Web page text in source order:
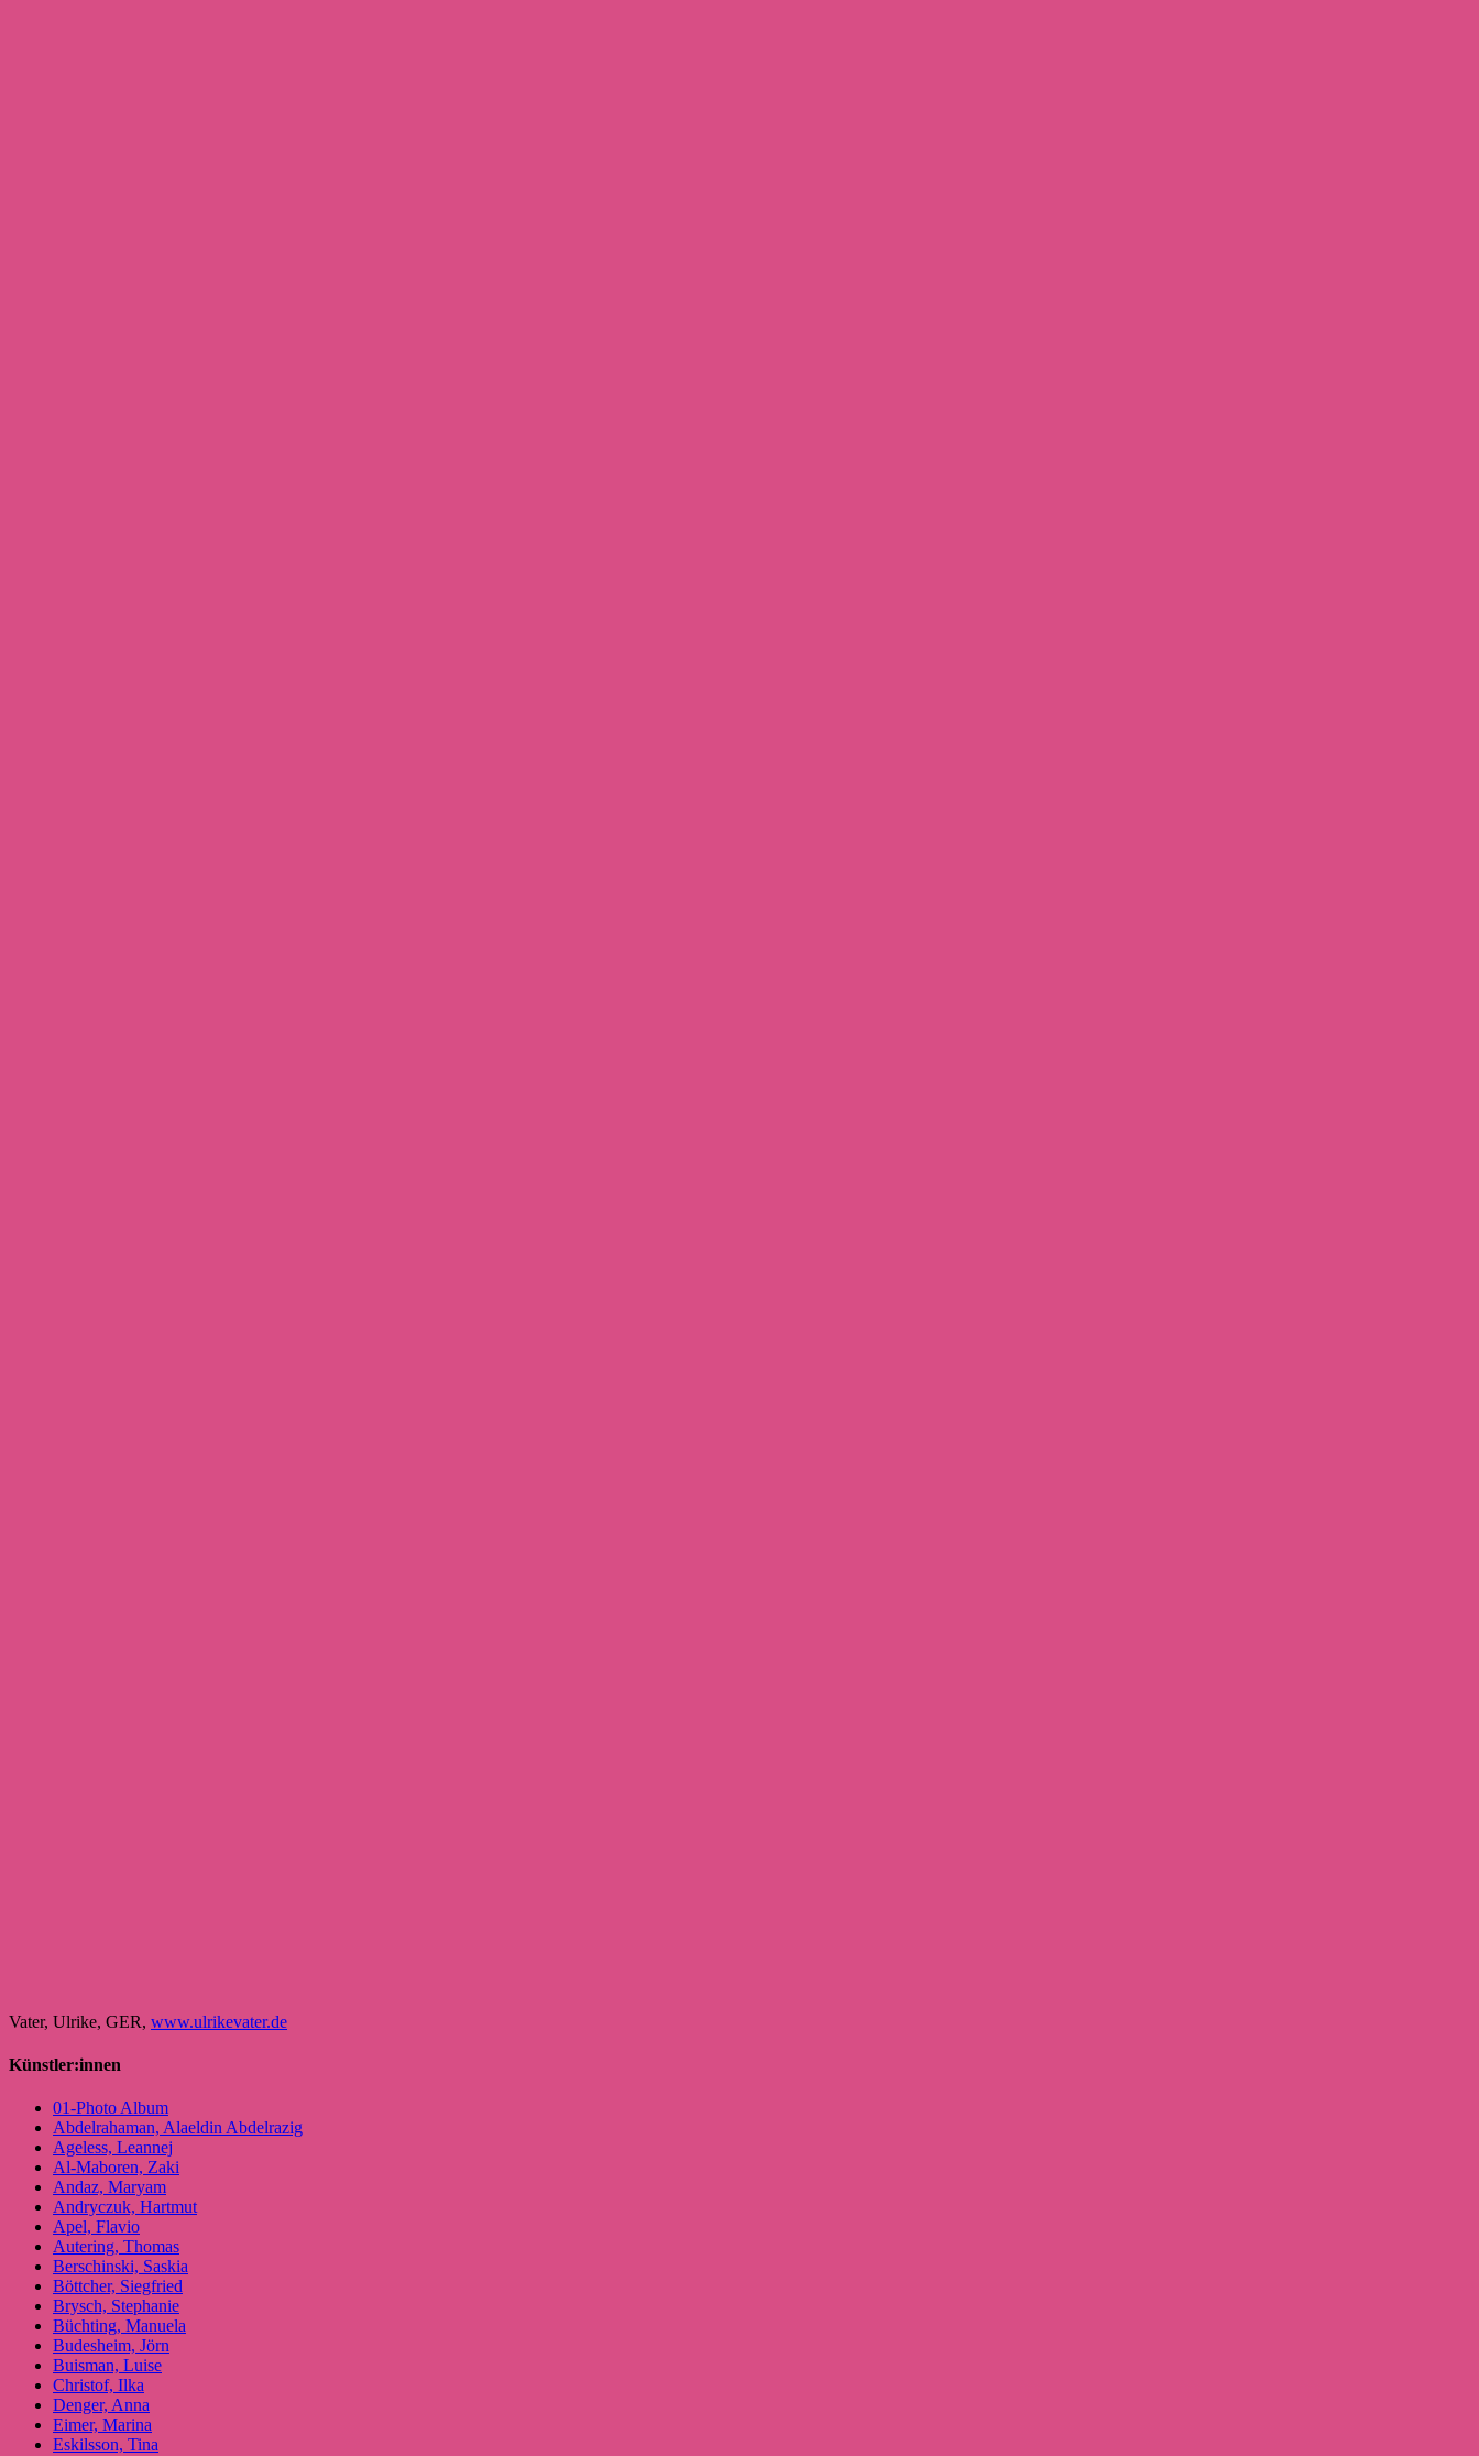
Vater, Ulrike, GER, www.ulrikevater.de
Künstler:innen
01-Photo Album
Abdelrahaman, Alaeldin Abdelrazig
Ageless, Leannej
Al-Maboren, Zaki
Andaz, Maryam
Andryczuk, Hartmut
Apel, Flavio
Autering, Thomas
Berschinski, Saskia
Böttcher, Siegfried
Brysch, Stephanie
Büchting, Manuela
Budesheim, Jörn
Buisman, Luise
Christof, Ilka
Denger, Anna
Eimer, Marina
Eskilsson, Tina